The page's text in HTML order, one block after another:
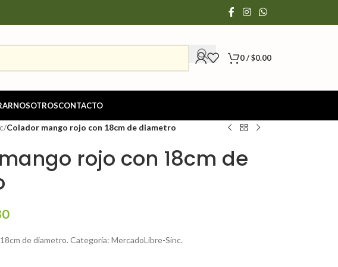
0/$0.00
NOSOTROSCONTACTO
/Colador mango rojo con 18cm de diametro
rojo con 18cm de
de diametro. Categoría: MercadoLibre-Sinc.